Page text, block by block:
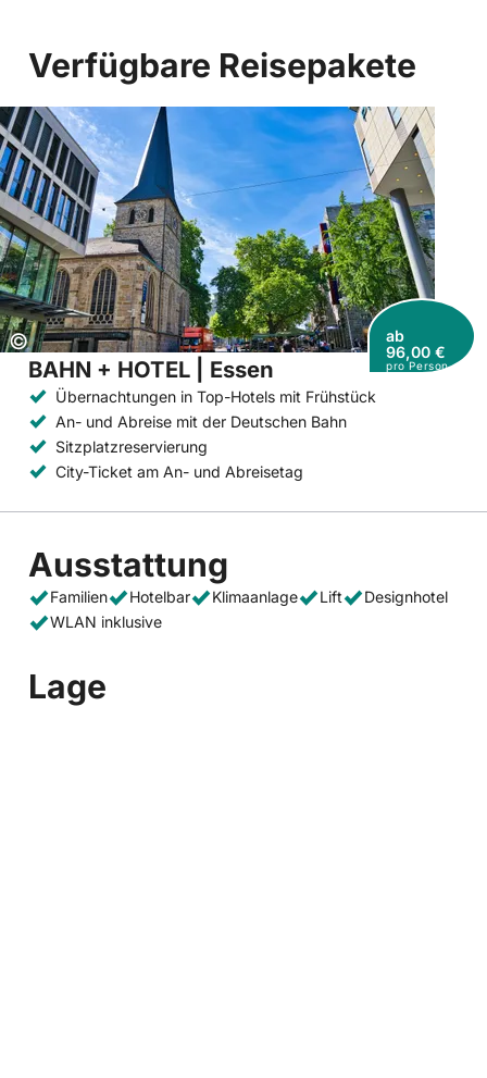
Verfügbare Reisepakete
Copyright:
©
ab
96,00 €
pro Person
BAHN + HOTEL | Essen
Übernachtungen in Top-Hotels mit Frühstück
An- und Abreise mit der Deutschen Bahn
Sitzplatzreservierung
City-Ticket am An- und Abreisetag
Ausstattung
Familien Hotelbar Klimaanlage Lift
Designhotel
WLAN inklusive
Lage